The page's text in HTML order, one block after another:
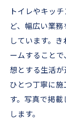
トイレやキッ
ど、幅広い業
しています。
ームすること
想とする生活
ひとつ丁寧に
す。写真で掲
します。